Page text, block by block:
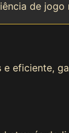
de jogo
eficiente,